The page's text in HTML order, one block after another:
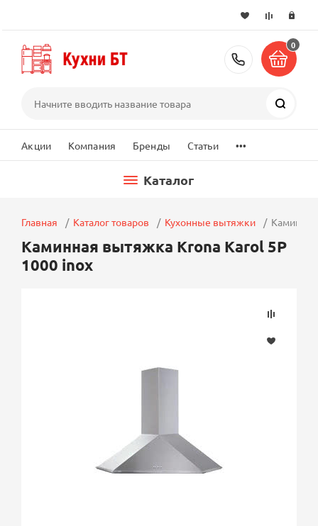
+7 (495)
0
Акции Компания Бренды Статьи ...
Каталог
Главная Каталог товаров Кухонные вытяжки
Каминная вытяжка Krona Karol 5P
1000 inox